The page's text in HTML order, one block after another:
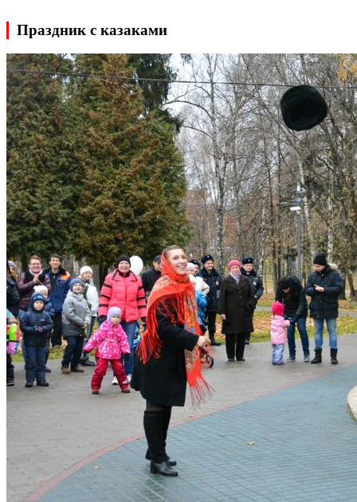
Праздник с казаками